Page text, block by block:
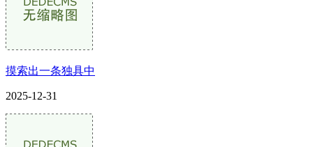
摸索出一条独具中
2025-12-31